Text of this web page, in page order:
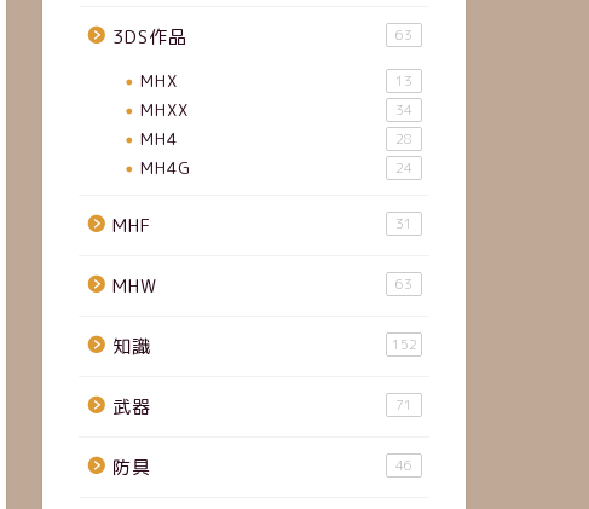
3DS作品 63
MHX 13
MHXX 34
MH4 28
MH4G 24
MHF 31
MHW 63
知識 152
武器 71
防具 46